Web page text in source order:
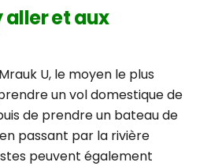
et aux
U, le moyen le plus
un vol domestique de
de prendre un bateau de
passant par la rivière
peuvent également